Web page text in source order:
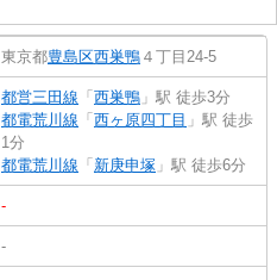
東京都豊島区西巣鴨 ４丁目24-5
都営三田線 「 西巣鴨 」駅 徒歩3分
都電荒川線 「 西ヶ原四丁目 」駅 徒歩
1分
都電荒川線 「 新庚申塚 」駅 徒歩6分
-
-